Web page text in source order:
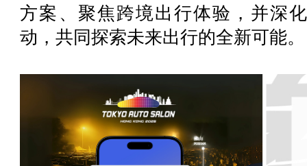
方案、聚焦跨境出行体验，并深
动，共同探索未来出行的全新可能。